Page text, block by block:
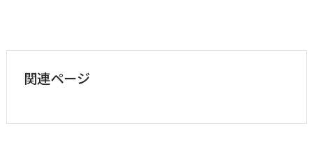
引っ越し／移住・定住
おくやみ
手続きガイド
（土曜、日曜、祝日、年末年始を覗く）
窓口案内 トップページ
関連ページ